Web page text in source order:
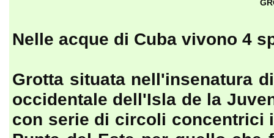
Nelle acque di Cuba vivono 4
Grotta situata nell'insenatura
occidentale dell'Isla de la
con serie di circoli concentrici